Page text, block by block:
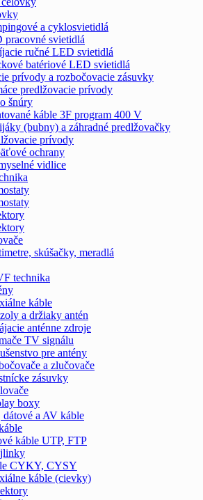
a cyklosvietidlá
pracovné svietidlá
ručné LED svietidlá
batériové LED svietidlá
prívody a rozbočovacie zásuvky
predlžovacie prívody
šnúry
káble 3F program 400 V
(bubny) a záhradné predlžovačky
prívody
ochrany
vidlice
skúšačky, meradlá
technika
káble
a držiaky antén
anténne zdroje
TV signálu
pre antény
a zlučovače
zásuvky
boxy
a AV káble
káble UTP, FTP
CYKY, CYSY
káble (cievky)